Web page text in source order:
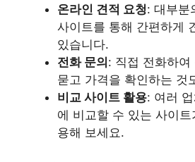
온라인 견적 요청: 대부분
사이트를 통해 간편하게
있습니다.
전화 문의 : 직접 전화하여
묻고 가격을 확인하는 것
비교 사이트 활용: 여러
에 비교할 수 있는 사이
용해 보세요.